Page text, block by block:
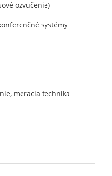
ozvučenie)
systémy
meracia technika